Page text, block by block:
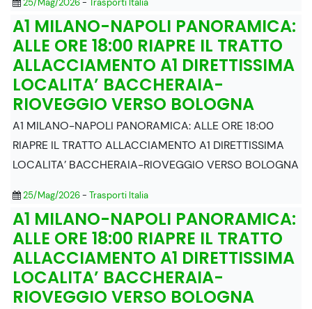
A1 MILANO-NAPOLI PANORAMICA:
ALLE ORE 18:00 RIAPRE IL TRATTO
ALLACCIAMENTO A1 DIRETTISSIMA
LOCALITA’ BACCHERAIA-
RIOVEGGIO VERSO BOLOGNA
A1 MILANO-NAPOLI PANORAMICA: ALLE ORE 18:00
RIAPRE IL TRATTO ALLACCIAMENTO A1 DIRETTISSIMA
LOCALITA’ BACCHERAIA-RIOVEGGIO VERSO BOLOGNA
25/Mag/2026- Trasporti Italia
A1 MILANO-NAPOLI PANORAMICA:
ALLE ORE 18:00 RIAPRE IL TRATTO
ALLACCIAMENTO A1 DIRETTISSIMA
LOCALITA’ BACCHERAIA-
RIOVEGGIO VERSO BOLOGNA